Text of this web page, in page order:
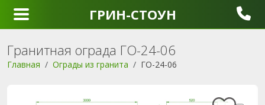
ГРИН-СТОУН
Гранитная ограда ГО-24-06
Главная Ограды из гранита ГО-24-06